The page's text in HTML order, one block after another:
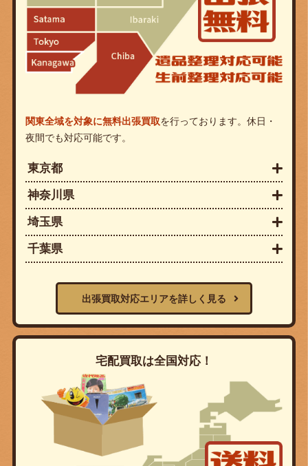
関東全域を対象に無料出張買取を行っております。休日・
夜間でも対応可能です。
東京都
神奈川県
埼玉県
千葉県
出張買取対応エリアを詳しく見る
宅配買取は全国対応！